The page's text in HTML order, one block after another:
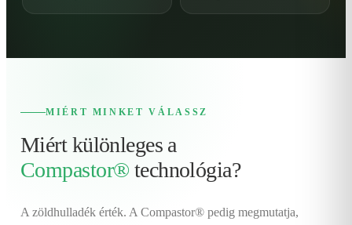
MIÉRT MINKET VÁLASSZ
Miért különleges a
Compastor® technológia?
A zöldhulladék érték. A Compastor® pedig megmutatja,